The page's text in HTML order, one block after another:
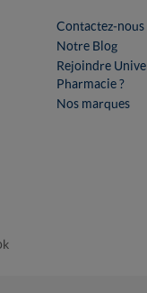
Contactez-nous
Notre Blog
Rejoindre
Pharmacie ?
Nos marques